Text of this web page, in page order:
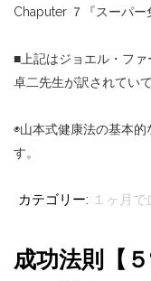
Chaputer ７『スーパ
■上記はジョエル・フ
卓二先生が訳されてい
◉山本式健康法の基本
す。
カテゴリー: １ヶ月
成功法則【